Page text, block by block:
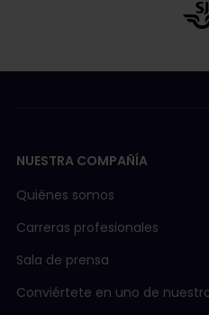
NUESTRA COMPAÑÍA
Quiénes somos
Carreras profesionales
Sala de prensa
Conviértete en uno de